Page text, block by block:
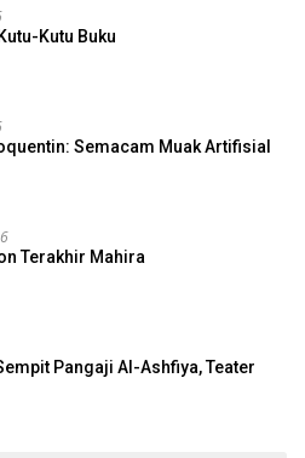
Kutu Buku
Semacam Muak Artifisial
Terakhir Mahira
Pangaji Al-Ashfiya, Teater